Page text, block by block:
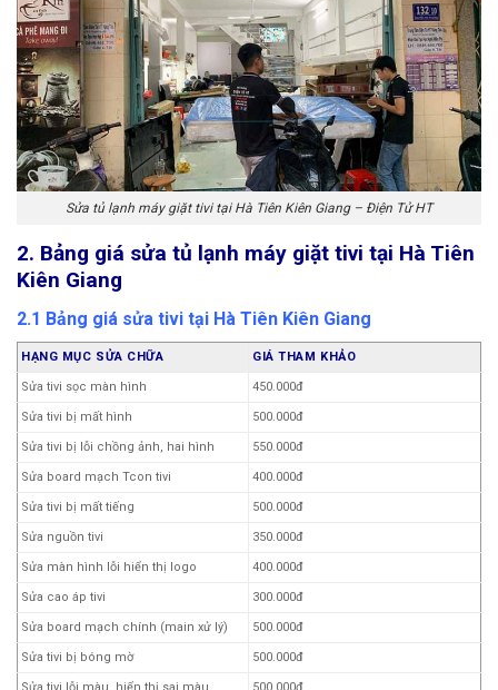
Sửa tủ lạnh máy giặt tivi tại Hà Tiên Kiên Giang – Điện Tử HT
2. Bảng giá sửa tủ lạnh máy giặt tivi tại Hà Tiên
Kiên Giang
2.1 Bảng giá sửa tivi tại Hà Tiên Kiên Giang
HẠNG MỤC SỬA CHỮA GIÁ THAM KHẢO
Sửa tivi sọc màn hình 450.000đ
Sửa tivi bị mất hình 500.000đ
Sửa tivi bị lỗi chồng ảnh, hai hình 550.000đ
Sửa board mạch Tcon tivi 400.000đ
Sửa tivi bị mất tiếng 500.000đ
Sửa nguồn tivi 350.000đ
Sửa màn hình lỗi hiển thị logo 400.000đ
Sửa cao áp tivi 300.000đ
Sửa board mạch chính (main xử lý) 500.000đ
Sửa tivi bị bóng mờ 500.000đ
Sửa tivi lỗi màu, hiển thị sai màu 500.000đ